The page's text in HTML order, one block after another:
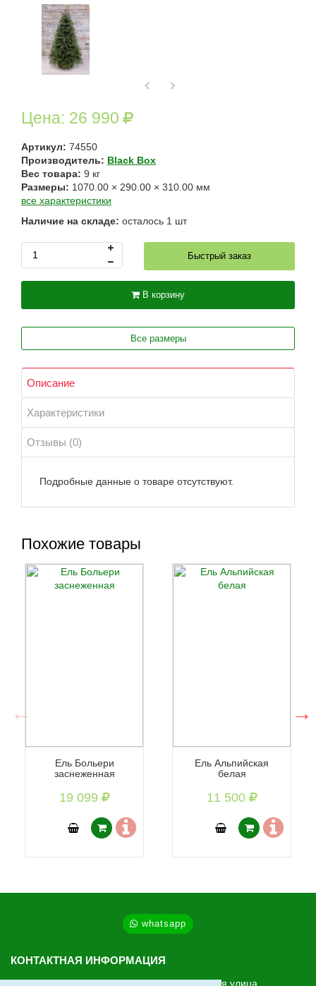
Цена: 26 990
Артикул: 74550
Производитель: Black Box
Вес товара: 9 кг
Размеры: 1070.00 × 290.00 × 310.00 мм
все характеристики
Наличие на складе: осталось 1 шт
Быстрый заказ
В корзину
Все размеры
Описание
Характеристики
Отзывы (0)
Подробные данные о товаре отсутствуют.
Похожие товары
Ель Больери
заснеженная
19 099
Ель Альпийская
белая
11 500
whatsapp
КОНТАКТНАЯ ИНФОРМАЦИЯ
МО, Ленинский г.о., Видное, Старо-Нагорная улица,